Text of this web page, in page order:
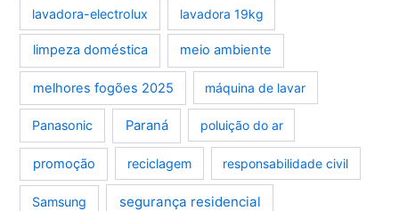
lavadora-electrolux lavadora 19kg
limpeza doméstica meio ambiente
melhores fogões 2025 máquina de lavar
Panasonic Paraná poluição do ar
promoção reciclagem responsabilidade civil
Samsung segurança residencial